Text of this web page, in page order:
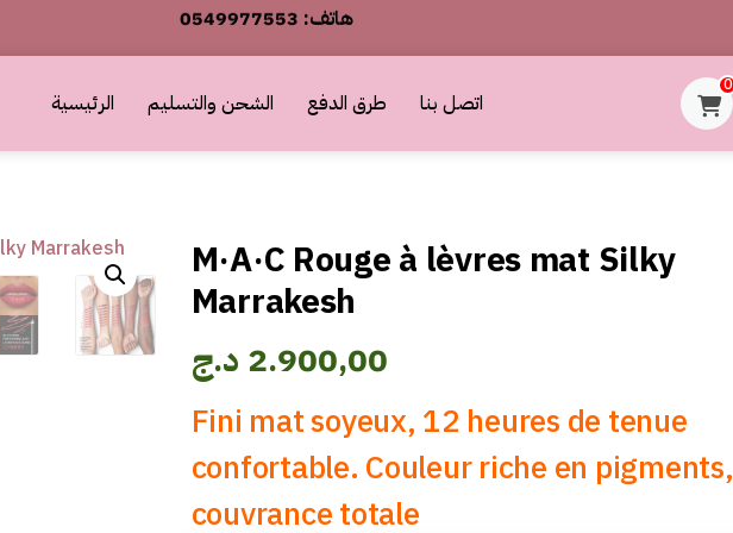
أطلب الآن والدفع فقط عند استلام المنتج
الرئيسية الشحن والتسليم طرق الدفع اتصل بنا
0
M·A·C Rouge à lèvres mat Silky
Marrakesh
2.900,00 د.ج
Fini mat soyeux, 12 heures de tenue
confortable. Couleur riche en pigments,
couvrance totale